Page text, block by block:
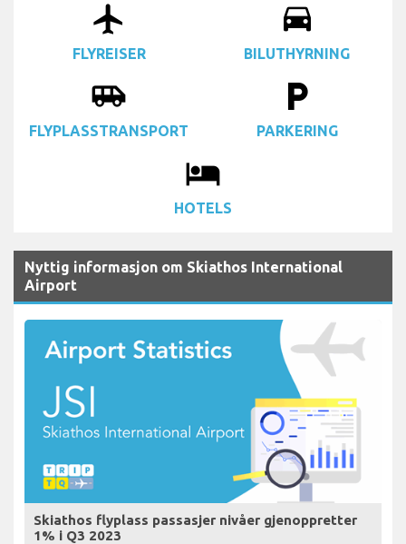
airplanemode_active
FLYREISER
drive_eta
BILUTHYRNING
airport_shuttle
FLYPLASSTRANSPORT
local_parking
PARKERING
local_hotel
HOTELS
Nyttig informasjon om Skiathos International
Airport
Skiathos flyplass passasjer nivåer gjenoppretter
1% i Q3 2023